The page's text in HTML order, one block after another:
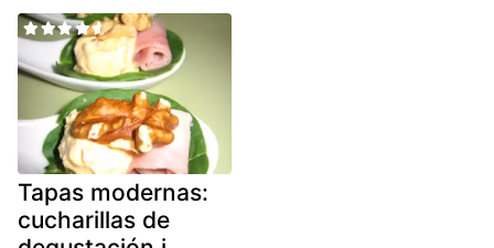
Tapas modernas:
cucharillas de